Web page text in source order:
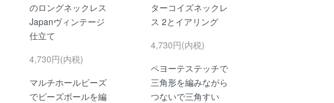
のロングネックレス
Japanヴィンテージ
仕立て
4,730円(内税)
マルチホールビーズ
でビーズボールを編
ターコイズネックレ
ス 2とイアリング
4,730円(内税)
ペヨーテステッチで
三角形を編みながら
つないで三角すい